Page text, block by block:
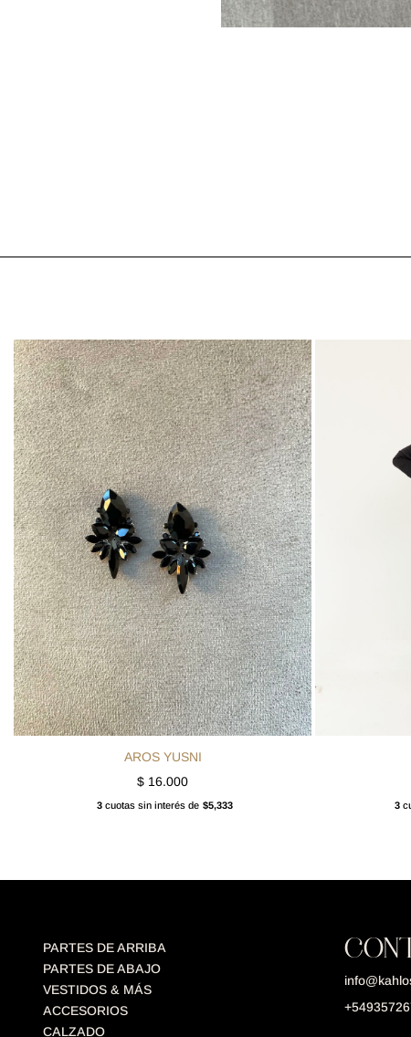
AROS YUSNI
$ 16.000
3cuotas sin interés de $5,333 3
PARTES DE ARRIBA
PARTES DE ABAJO
VESTIDOS & MÁS
ACCESORIOS
CALZADO